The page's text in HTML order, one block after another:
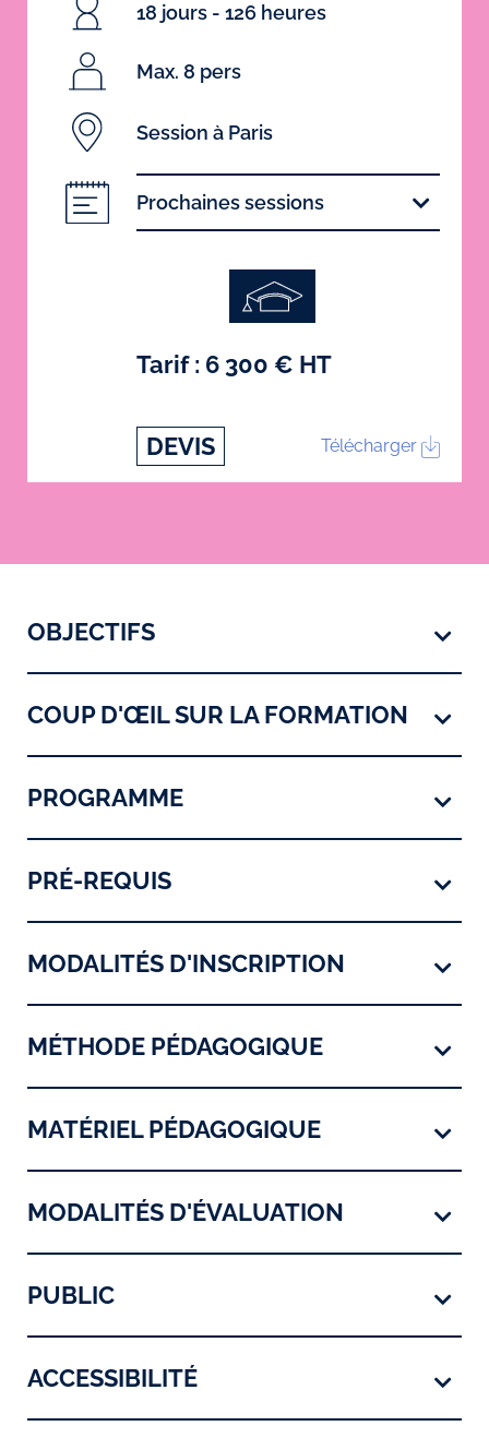
18 jours - 126 heures
Max. 8 pers
Session à Paris
Prochaines sessions
Tarif : 6 300 € HT
DEVIS Télécharger
OBJECTIFS
COUP D'ŒIL SUR LA FORMATION
PROGRAMME
PRÉ-REQUIS
MODALITÉS D'INSCRIPTION
MÉTHODE PÉDAGOGIQUE
MATÉRIEL PÉDAGOGIQUE
MODALITÉS D'ÉVALUATION
PUBLIC
ACCESSIBILITÉ